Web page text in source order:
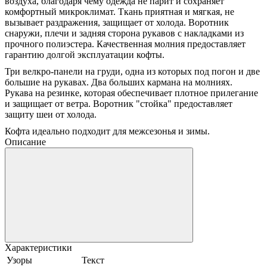
комфортный микроклимат. Ткань приятная и мягкая, не
вызывает раздражения, защищает от холода. Воротник
снаружи, плечи и задняя сторона рукавов с накладками из
прочного полиэстера. Качественная молния предоставляет
гарантию долгой эксплуатации кофты.
Три велкро-панели на груди, одна из которых под погон и две
большие на рукавах. Два больших кармана на молниях.
Рукава на резинке, которая обеспечивает плотное прилегание
и защищает от ветра. Воротник "стойка" предоставляет
защиту шеи от холода.
Кофта идеально подходит для межсезонья и зимы.
Описание
Характеристики
Узоры
Текст